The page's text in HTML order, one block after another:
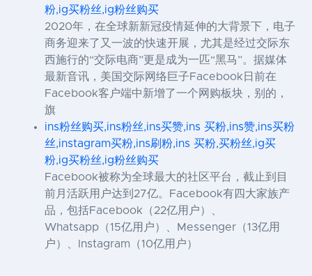
粉,ig买粉丝,ig粉丝购买
2020年，在全球新新冠疫情延伸的大背景下，电子
商务迎来了又一波的快速开展，尤其是经过交际东
西施行的“交际电商”更是成为一匹“黑马”。据媒体
最新音讯，美国交际网络巨子Facebook日前在
Facebook客户端中新增了一个网购板块，别的，
旗
ins粉丝购买,ins粉丝,ins买赞,ins 买粉,ins赞,ins买粉
丝,instagram买粉,ins刷粉,ins 买粉,买粉丝,ig买
粉,ig买粉丝,ig粉丝购买
Facebook被称为全球最大的社区平台，截止到目
前月活跃用户达到27亿。Facebook有四大家族产
品，包括Facebook（22亿用户）、
Whatsapp（15亿用户）、Messenger（13亿用
户）、Instagram（10亿用户）